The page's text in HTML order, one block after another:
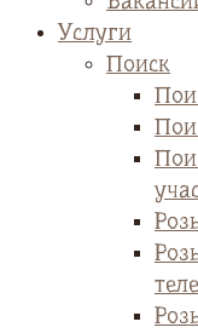
Услуги
Поиск